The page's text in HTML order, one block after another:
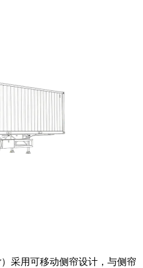
采用可移动侧帘设计，与侧帘